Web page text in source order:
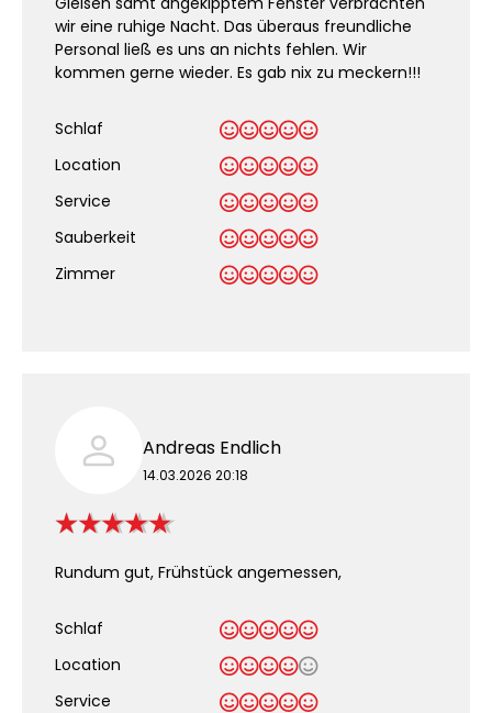
wir eine ruhige Nacht. Das überaus freundliche
Personal ließ es uns an nichts fehlen. Wir
kommen gerne wieder. Es gab nix zu meckern!!!
Schlaf
Location
Service
Sauberkeit
Zimmer
Andreas Endlich
14.03.2026 20:18
Rundum gut, Frühstück angemessen,
Schlaf
Location
Service